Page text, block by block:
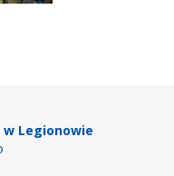
w Legionowie